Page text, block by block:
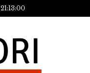
21:13:00